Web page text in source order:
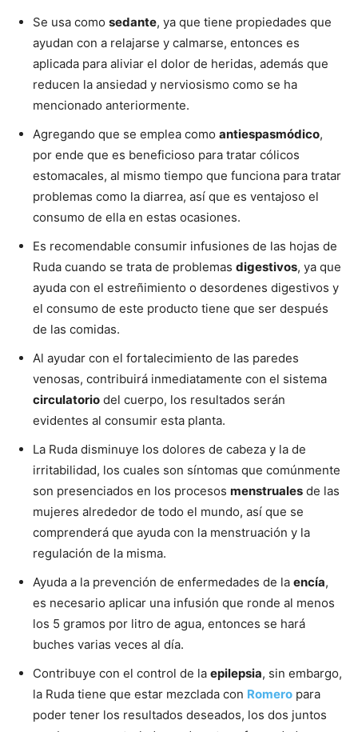
Se usa como sedante, ya que tiene propiedades que
ayudan con a relajarse y calmarse, entonces es
aplicada para aliviar el dolor de heridas, además que
reducen la ansiedad y nerviosismo como se ha
mencionado anteriormente.
Agregando que se emplea como antiespasmódico,
por ende que es beneficioso para tratar cólicos
estomacales, al mismo tiempo que funciona para tratar
problemas como la diarrea, así que es ventajoso el
consumo de ella en estas ocasiones.
Es recomendable consumir infusiones de las hojas de
Ruda cuando se trata de problemas digestivos, ya que
ayuda con el estreñimiento o desordenes digestivos y
el consumo de este producto tiene que ser después
de las comidas.
Al ayudar con el fortalecimiento de las paredes
venosas, contribuirá inmediatamente con el sistema
circulatorio del cuerpo, los resultados serán
evidentes al consumir esta planta.
La Ruda disminuye los dolores de cabeza y la de
irritabilidad, los cuales son síntomas que comúnmente
son presenciados en los procesos menstruales de las
mujeres alrededor de todo el mundo, así que se
comprenderá que ayuda con la menstruación y la
regulación de la misma.
Ayuda a la prevención de enfermedades de la encía,
es necesario aplicar una infusión que ronde al menos
los 5 gramos por litro de agua, entonces se hará
buches varias veces al día.
Contribuye con el control de la epilepsia, sin embargo,
la Ruda tiene que estar mezclada con Romero para
poder tener los resultados deseados, los dos juntos